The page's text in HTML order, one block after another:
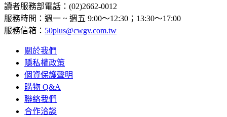
讀者服務部電話：(02)2662-0012
服務時間：週一 ~ 週五 9:00～12:30；13:30～17:00
服務信箱： 50plus@cwgv.com.tw
關於我們
隱私權政策
個資保護聲明
購物 Q&A
聯絡我們
合作洽談